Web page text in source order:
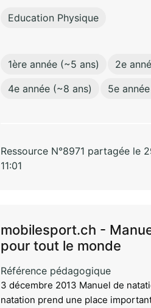
Education Physique
1ère année (~5 ans) 2e
4e année (~8 ans)
5e
Ressource N°8971 partagée le
11:01
mobilesport.ch -
pour tout le monde
Référence pédagogique
3 décembre 2013 Manuel de
natation prend une place